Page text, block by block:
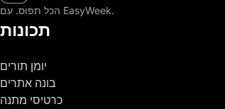
הכל תפוס. עם EasyWeek.
תכונות
יומן תורים
בונה אתרים
כרטיסי מתנה